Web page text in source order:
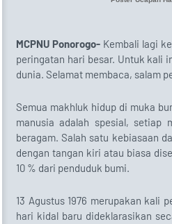
MCPNU Ponorogo- Kembali lagi
peringatan hari besar. Untuk kali
dunia. Selamat membaca, salam
Semua makhluk hidup di muka
manusia adalah spesial, setiap
beragam. Salah satu kebiasaan
dengan tangan kiri atau biasa
10 % dari penduduk bumi.
13 Agustus 1976 merupakan kali
hari kidal baru dideklarasikan